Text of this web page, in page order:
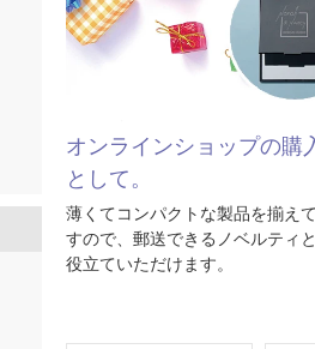
オンラインショップの購
として。
薄くてコンパクトな製品を揃え
すので、郵送できるノベルティ
役立ていただけます。